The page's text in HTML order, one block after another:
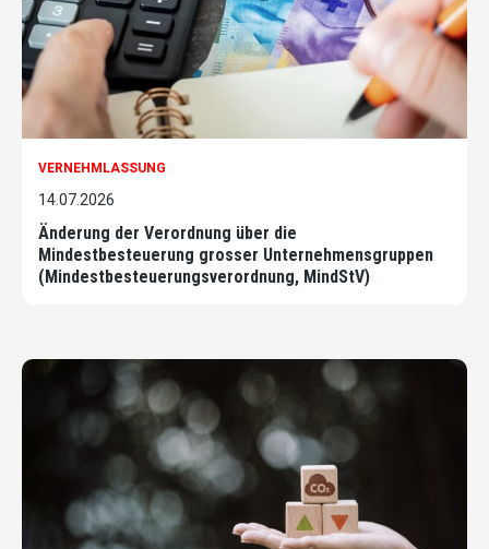
VERNEHMLASSUNG
14.07.2026
Änderung der Verordnung über die
Mindestbesteuerung grosser Unternehmensgruppen
(Mindestbesteuerungsverordnung, MindStV)